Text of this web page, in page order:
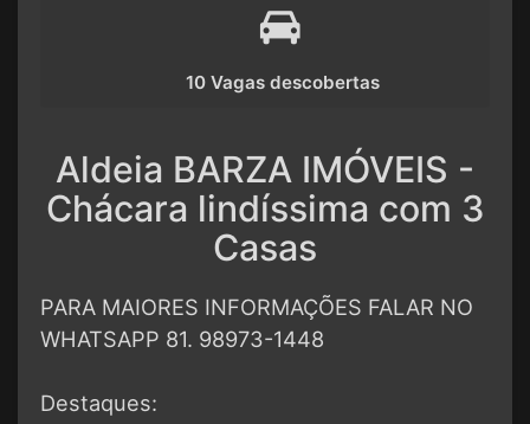
10 Vagas descobertas
Aldeia BARZA IMÓVEIS -
Chácara lindíssima com 3
Casas
PARA MAIORES INFORMAÇÕES FALAR NO
WHATSAPP 81. 98973-1448
Destaques: